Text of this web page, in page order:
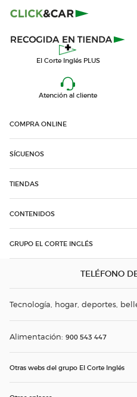
El Corte Inglés PLUS
Atención al cliente
COMPRA ONLINE
SÍGUENOS
TIENDAS
CONTENIDOS
GRUPO EL CORTE INGLÉS
TELÉFONO
Tecnología, hogar, deportes,
Alimentación: 900 543 447
Otras webs del grupo El Corte Inglés